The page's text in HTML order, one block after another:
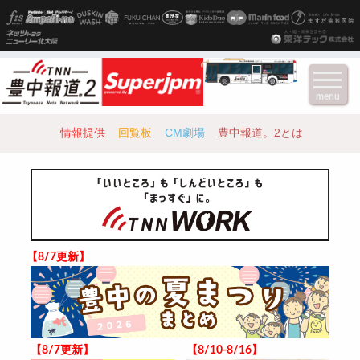
情報提供 回覧板 CM劇場 豊中報道。2とは
【8/7更新】
【8/7更新】 【8/10-8/16】
menu